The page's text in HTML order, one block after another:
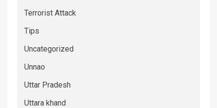
Terrorist Attack
Tips
Uncategorized
Unnao
Uttar Pradesh
Uttara khand